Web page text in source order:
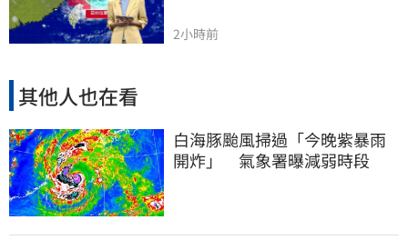
2小時前
其他人也在看
白海豚颱風掃過「今晚紫暴雨
開炸」 氣象署曝減弱時段